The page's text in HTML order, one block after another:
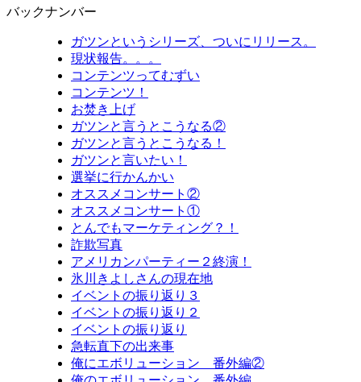
バックナンバー
ガツンというシリーズ、ついにリリース。
現状報告。。。
コンテンツってむずい
コンテンツ！
お焚き上げ
ガツンと言うとこうなる②
ガツンと言うとこうなる！
ガツンと言いたい！
選挙に行かんかい
オススメコンサート②
オススメコンサート①
とんでもマーケティング？！
詐欺写真
アメリカンパーティー２終演！
氷川きよしさんの現在地
イベントの振り返り３
イベントの振り返り２
イベントの振り返り
急転直下の出来事
俺にエボリューション 番外編②